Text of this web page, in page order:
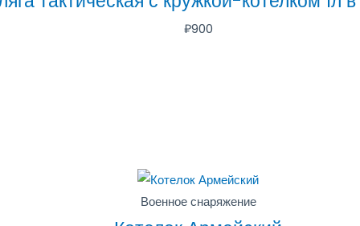
₽900
Военное снаряжение